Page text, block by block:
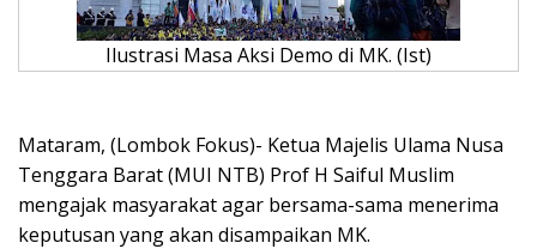
Ilustrasi Masa Aksi Demo di MK. (Ist)
Mataram, (Lombok Fokus)- Ketua Majelis Ulama Nusa
Tenggara Barat (MUI NTB) Prof H Saiful Muslim
mengajak masyarakat agar bersama-sama menerima
keputusan yang akan disampaikan MK.